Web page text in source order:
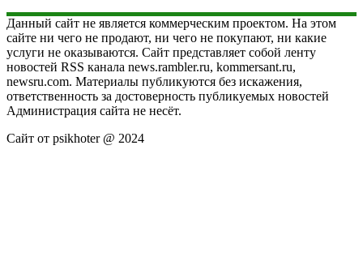
Данный сайт не является коммерческим проектом. На этом
сайте ни чего не продают, ни чего не покупают, ни какие
услуги не оказываются. Сайт представляет собой ленту
новостей RSS канала news.rambler.ru, kommersant.ru,
newsru.com. Материалы публикуются без искажения,
ответственность за достоверность публикуемых новостей
Администрация сайта не несёт.
Сайт от psikhoter @ 2024